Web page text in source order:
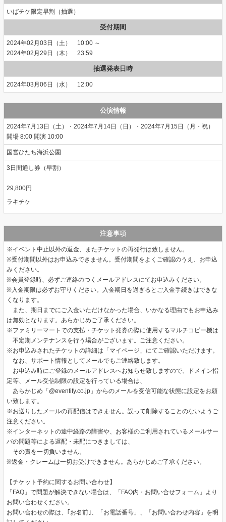
いばチケ限定早割（抽選）
受付期間
2024年02月03日（土） 10:00 ～
2024年02月29日（木） 23:59
抽選発表日時
2024年03月06日（水） 12:00
公演情報
2024年7月13日（土）・2024年7月14日（日）・2024年7月15日（月・祝）
開場 8:00 開演 10:00
国営ひたち海浜公園
3日間通し券（早割）
29,800円
ラキチケ
注意事項
※イベント中止以外の返金、またチケットの再発行は致しません。
※受付期間以外はお申込みできません。受付期間をよくご確認のうえ、お申込
みください。
※会員登録時、必ずご連絡のつくメールアドレスにてお申込みください。
※入金期限は必ずお守りください。入金期日を過ぎるとご入金手続きはできな
くなります。
また、期日までにご入金いただけなかった場合、いかなる理由でもお申込み
は無効となります。あらかじめご了承ください。
※ファミリーマートでの支払・チケット発券の際に使用するマルチコピー機は
不定期メンテナンスを行う場合がございます。ご注意ください。
※お申込みされたチケットの詳細は「マイページ」にてご確認いただけます。
なお、サポート情報としてメールでもご連絡致します。
お申込み時にご登録のメールアドレスへお知らせ致しますので、ドメイン指
定等、メール受信制限の設定を行っている場合は、
あらかじめ「@eventify.co.jp」からのメールを受信可能な状態に設定をお願
い致します。
※お送りしたメールの再配信はできません。誤って削除することのないようご
注意ください。
※インターネットの途中経路の障害や、お客様のご利用されているメールサー
バの問題等による遅配・未配につきましては、
その責を一切負いません。
※返金・クレームは一切お受けできません。あらかじめご了承ください。
【チケット予約に関するお問い合わせ】
「FAQ」で問題が解決できない場合は、「FAQ内・お問い合せフォーム」より
お問い合わせください。
お問い合わせの際は、｢お名前｣、「お電話番号」、「お問い合わせ内容」を明